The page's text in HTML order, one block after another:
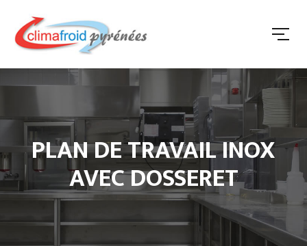
PLAN DE TRAVAIL INOX
AVEC DOSSERET